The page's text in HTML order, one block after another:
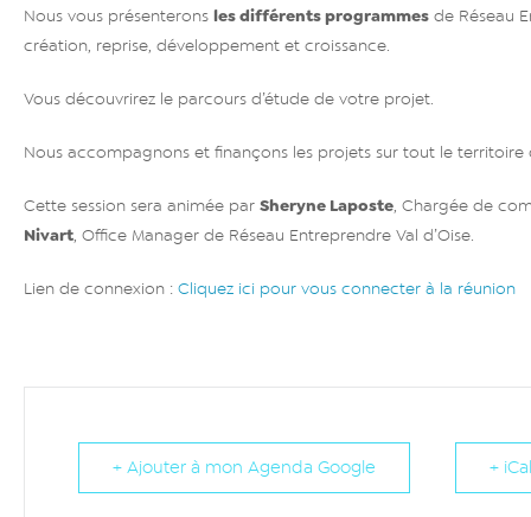
Nous vous présenterons les différents programmes de Réseau
création, reprise, développement et croissance.
Vous découvrirez le parcours d’étude de votre projet.
Nous accompagnons et finançons les projets sur tout le territoire
Cette session sera animée par Sheryne Laposte, Chargée de
Nivart, Office Manager de Réseau Entreprendre Val d’Oise.
Lien de connexion : Cliquez ici pour vous connecter à la réunion
+ Ajouter à mon Agenda Google +